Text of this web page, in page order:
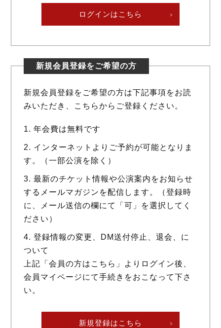
ログインはこちら
新規会員登録をご希望の方
新規会員登録をご希望の方は下記事項をお読
みいただき、こちらからご登録ください。
年会費は無料です
インターネットよりご予約が可能となりま
す。（一部公演を除く）
最新のチケット情報や公演案内をお知らせ
するメールマガジンを配信します。（登録時
に、メール送信の欄にて「可」を選択してく
ださい）
登録情報の変更、DM送付停止、退会、に
ついて
上記「会員の方はこちら」よりログイン後、
会員マイページにて手続きをおこなって下さ
い。
新規登録はこちら